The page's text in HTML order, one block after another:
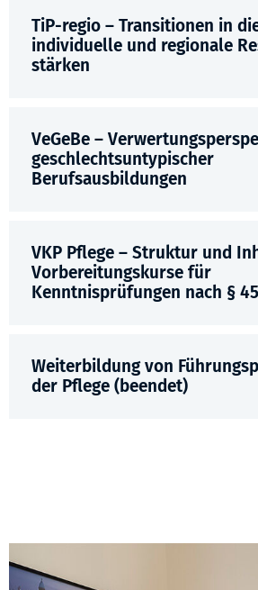
TiP-regio – Transitionen in
individuelle und regionale
stärken
VeGeBe –
geschlechtsuntypischer
Berufsausbildungen
VKP Pflege – Struktur und
Vorbereitungskurse für
Kenntnisprüfungen nach §
Weiterbildung von
der Pflege (beendet)